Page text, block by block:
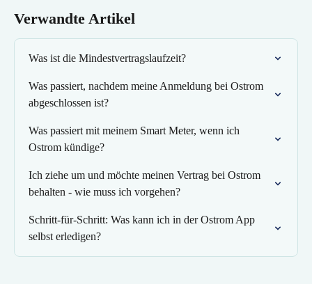
Verwandte Artikel
Was ist die Mindestvertragslaufzeit?
Was passiert, nachdem meine Anmeldung bei Ostrom
abgeschlossen ist?
Was passiert mit meinem Smart Meter, wenn ich
Ostrom kündige?
Ich ziehe um und möchte meinen Vertrag bei Ostrom
behalten - wie muss ich vorgehen?
Schritt-für-Schritt: Was kann ich in der Ostrom App
selbst erledigen?